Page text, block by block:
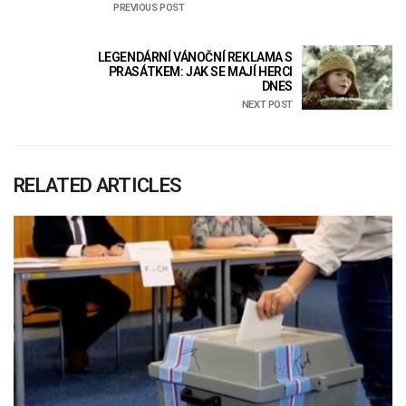
PREVIOUS POST
LEGENDÁRNÍ VÁNOČNÍ REKLAMA S
PRASÁTKEM: JAK SE MAJÍ HERCI
DNES
NEXT POST
RELATED ARTICLES